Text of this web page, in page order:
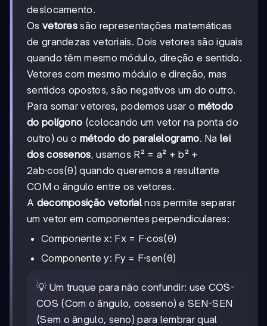
deslocamento.
Os vetores são representações matemáticas
de grandezas vetoriais. Dois vetores são iguais
quando têm mesmo módulo, direção e sentido.
Vetores com mesmo módulo e direção, mas
sentidos opostos, são negativos um do outro.
Para somar vetores, podemos usar o método
do polígono (colocando um vetor na ponta do
outro) ou o método do paralelogramo. Nalei
dos cossenos, usamos R² = a² + b² +
2ab·cos(θ) quando queremos a resultante
COM o ângulo entre os vetores.
A decomposição vetorialnos permite separar
um vetor em componentes perpendiculares:
Componente x: Fx = F·cos(θ)
Componente y: Fy = F·sen(θ)
💡 Um truque para não confundir: use COS-
COS (Com o ângulo, cosseno) e SEN-SEN
(Sem o ângulo, seno) para lembrar qual